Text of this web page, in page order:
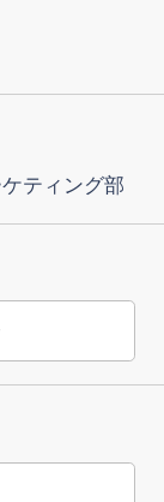
ティング部